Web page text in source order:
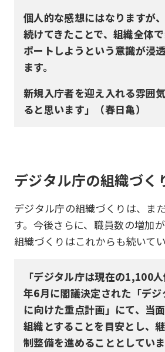
個人的な感想にはなりますが
続けてきたことで、組織全体
ポートしようという意識が浸
ます。
新規入庁者を迎え入れる雰囲
ると思います」（春日亀）
デジタル庁の組織づく
デジタル庁の組織づくりは、ま
す。今後さらに、職員数の増加が
組織づくりはこれからも続いてい
「デジタル庁は現在の1,100
年6月に閣議決定された「デ
に向けた重点計画」にて、当
組織とすることを目安とし、
制整備を進めることとしていま